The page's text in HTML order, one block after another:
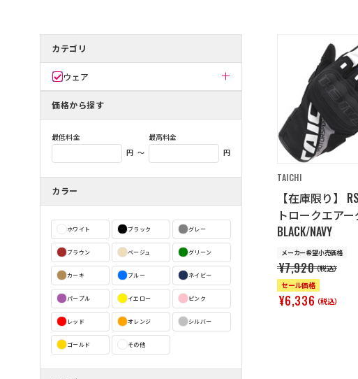
カテゴリ
ウェア
価格から探す
最低料金
円 ～
最高料金
円
カラー
ホワイト ブラック グレー
ブラウン ベージュ グリーン
カーキ ブルー ネイビー
パープル イエロー ピンク
レッド オレンジ シルバー
ゴールド その他
TAICHI
【在庫限り】
トロークエア
BLACK/NAVY
メーカー希望小売価格
¥7,920（税込）
セール価格
¥6,336（税込）